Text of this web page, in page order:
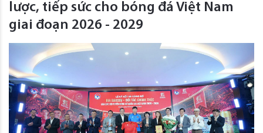
lược, tiếp sức cho bóng đá Việt Nam
giai đoạn 2026 - 2029